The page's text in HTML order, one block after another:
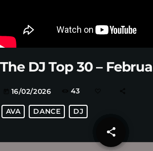
The DJ Top 30 –
16/02/2026 43
AVA DANCE DJ
share
email